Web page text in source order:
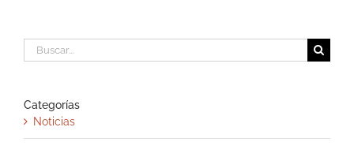
Buscar:
Categorías
Noticias